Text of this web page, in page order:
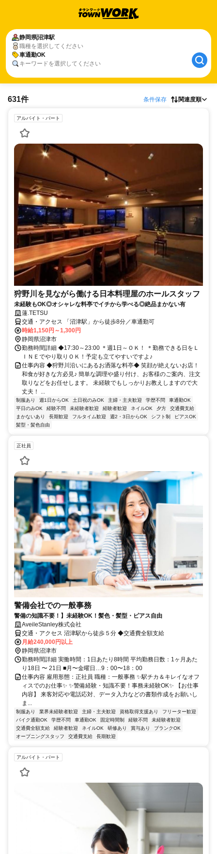
静岡県沼津駅
職種を選択してください
車通勤OK
キーワードを選択してください
631件 条件保存 関連度順
アルバイト・パート
狩野川を見ながら働ける日本料理屋のホールスタッフ
未経験もOK◎オシャレな料亭でイチから学べる◎絶品まかない有
蓮.TETSU
交通・アクセス 「沼津駅」から徒歩8分／車通勤可
時給1,150円～1,300円
静岡県沼津市
勤務時間詳細 ◆17:30～23:00 ＊週1日～ＯＫ！ ＊勤務できる日をＬ
ＩＮＥでやり取りＯＫ！予定も立てやすいですよ♪
仕事内容 ◆狩野川沿いにあるお洒落な料亭◆ 笑顔が絶えないお店！
和食が好きな方必見♪ 簡単な調理や盛り付け、お客様のご案内、注文
取りなどをお任せします。 未経験でもしっかりお教えしますので大
丈夫！ ...
制服あり 週1日からOK 土日祝のみOK 主婦・主夫歓迎 学歴不問
車通勤OK
平日のみOK
経験不問 未経験者歓迎 経験者歓迎 ネイルOK 夕方
交通費支給
まかないあり
長期歓迎 フルタイム歓迎 週2・3日からOK シフト制
ピアスOK
髪型・髪色自由
正社員
警備会社での一般事務
警備の知識不要！】未経験OK！髪色・髪型・ピアス自由
AveileStanley株式会社
交通・アクセス 沼津駅から徒歩５分 ◆交通費全額支給
月給240,000円以上
静岡県沼津市
勤務時間詳細 実働時間：1日あたり8時間 平均勤務日数：1ヶ月あた
り18日 〜 21日 ■月〜金曜日…9：00〜18：00
仕事内容 雇用形態：正社員 職種：一般事務 ✨駅チカ＆キレイなオフ
ィスでのお仕事✨ ✨警備経験・知識不要！事務未経験OK✨ 【お仕事
内容】 来客対応や電話応対、データ入力などの書類作成をお願いし
ま...
制服あり 業界未経験者歓迎 主婦・主夫歓迎 資格取得支援あり
フリーター歓迎
バイク通勤OK
学歴不問 車通勤OK 固定時間制 経験不問
未経験者歓迎
交通費全額支給
経験者歓迎 ネイルOK 研修あり 賞与あり
ブランクOK
オープニングスタッフ
交通費支給 長期歓迎
アルバイト・パート